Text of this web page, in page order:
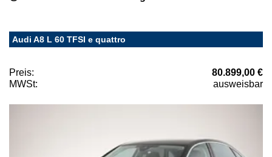
Audi A8 L 60 TFSI e quattro
Preis:
80.899,00 €
MWSt:
ausweisbar